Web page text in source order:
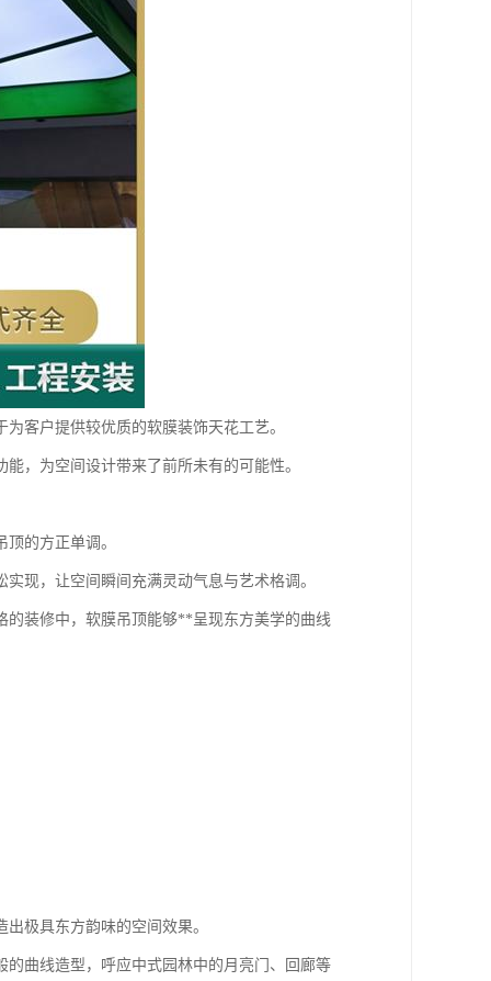
客户提供较优质的软膜装饰天花工艺。
，为空间设计带来了前所未有的可能性。
的方正单调。
现，让空间瞬间充满灵动气息与艺术格调。
的装修中，软膜吊顶能够**呈现东方美学的曲线
极具东方韵味的空间效果。
曲线造型，呼应中式园林中的月亮门、回廊等